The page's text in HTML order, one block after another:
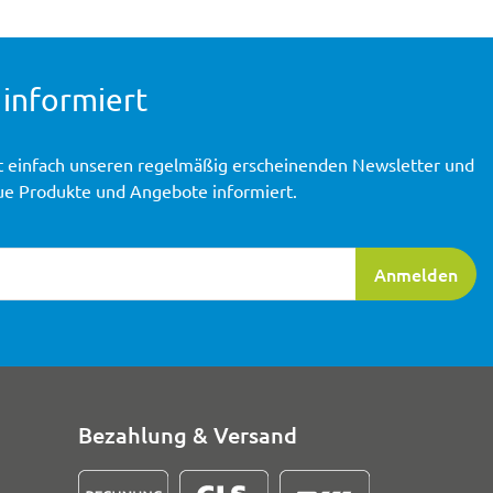
informiert
Anmelden
unseren regelmäßig erscheinenden Newsletter und
Produkte und Angebote informiert.
Bezahlung & Versand